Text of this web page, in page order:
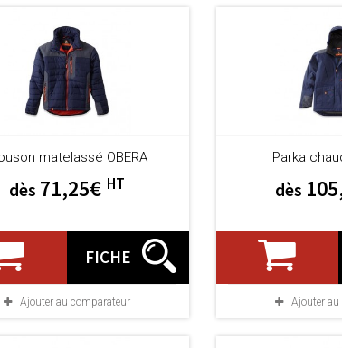
matelassé OBERA
dès 71,25€ HT
FICHE
Ajouter au comparateur
Parka
dès
Ajouter